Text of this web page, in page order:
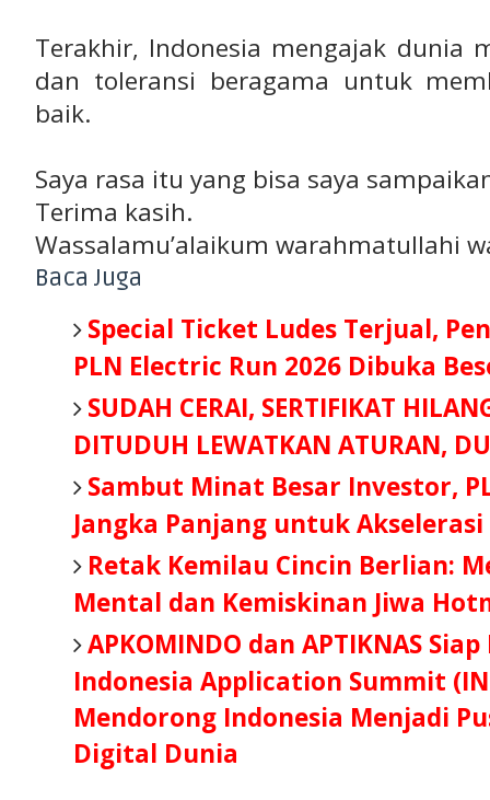
Terakhir, Indonesia mengajak dunia
dan toleransi beragama untuk
baik.
Saya rasa itu yang bisa saya
Terima kasih.
Wassalamu’alaikum warahmatullahi
Baca Juga
Special Ticket Ludes Terjual,
PLN Electric Run 2026 Dibuka
SUDAH CERAI, SERTIFIKAT
DITUDUH LEWATKAN ATURAN,
Sambut Minat Besar Investor,
Jangka Panjang untuk Akselerasi
Retak Kemilau Cincin Berlian:
Mental dan Kemiskinan Jiwa
APKOMINDO dan APTIKNAS
Indonesia Application Summit
Mendorong Indonesia Menjadi
Digital Dunia